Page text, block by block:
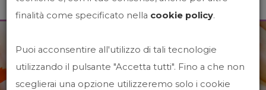
News&Events
finalità come specificato nella cookie policy.
Puoi acconsentire all'utilizzo di tali tecnologie
utilizzando il pulsante "Accetta tutti". Fino a che non
sceglierai una opzione utilizzeremo solo i cookie